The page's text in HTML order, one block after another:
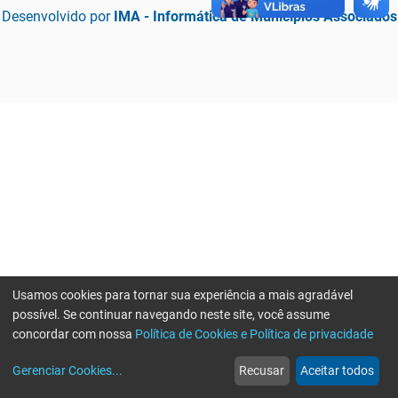
Desenvolvido por IMA - Informática de Municípios Associados
web
Notícias
more_horiz
Mais
Usamos cookies para tornar sua experiência a mais agradável
possível. Se continuar navegando neste site, você assume
concordar com nossa Política de Cookies e Política de privacidade
Gerenciar Cookies... Recusar Aceitar todos
Erro ao enviar informações, por favor tente novamente